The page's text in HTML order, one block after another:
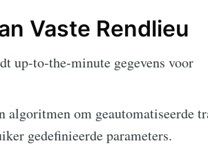
Vaste Rendlieu
up-to-the-minute gegevens voor
algoritmen om geautomatiseerde
gedefinieerde parameters.